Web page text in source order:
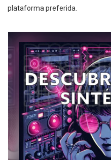
plataforma preferida.